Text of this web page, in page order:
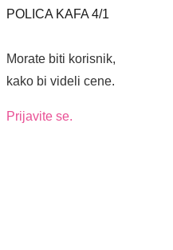
POLICA KAFA 4/1
Morate biti korisnik,
kako bi videli cene.
Prijavite se.